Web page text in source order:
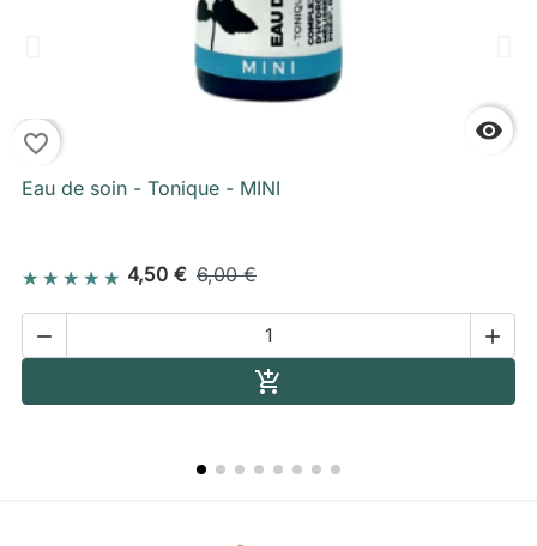

favorite_border
Eau de soin - Tonique - MINI
4,50 € 6,00 €
 
